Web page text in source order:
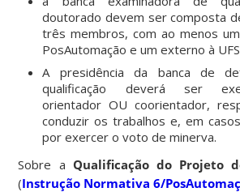
doutorado devem ser composta
três membros, com ao menos
PosAutomação e um externo à
A presidência da banca de
qualificação deverá ser
orientador OU coorientador,
conduzir os trabalhos e, em
por exercer o voto de minerva.
Sobre a Qualificação do Projeto
(Instrução Normativa 6/